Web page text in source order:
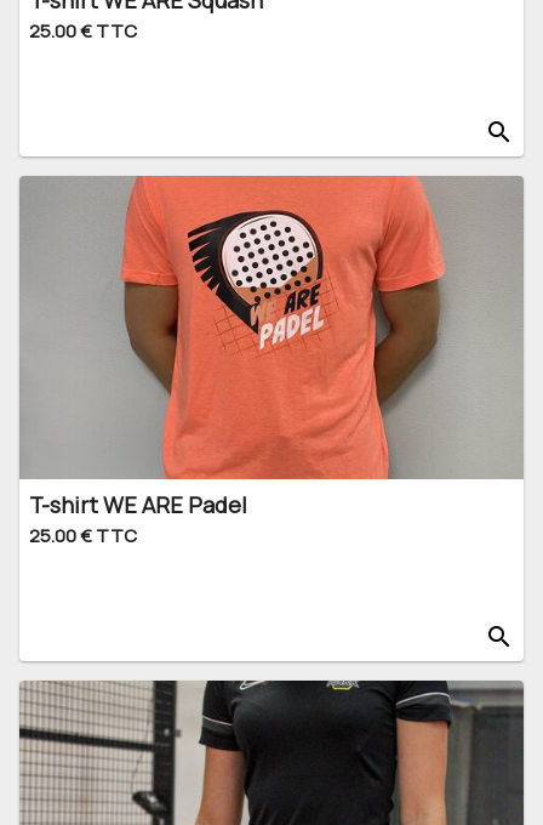
25.00 € TTC
search
T-shirt WE ARE Padel
25.00 € TTC
search